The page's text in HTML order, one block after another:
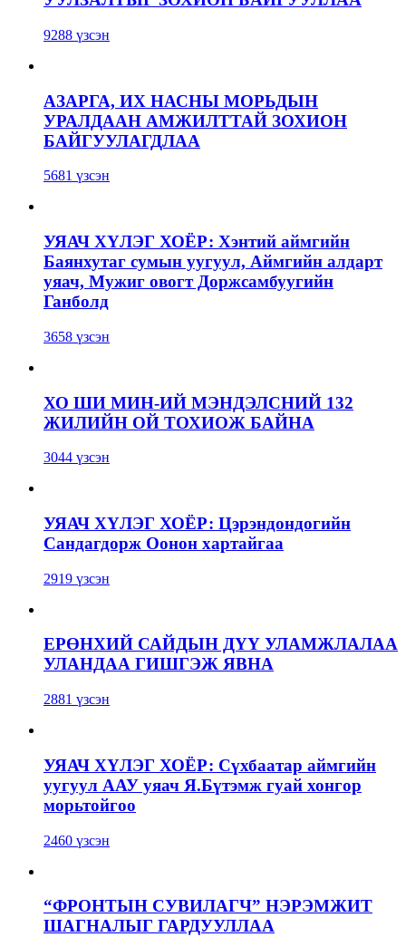
9288 үзсэн
АЗАРГА, ИХ НАСНЫ МОРЬДЫН
УРАЛДААН АМЖИЛТТАЙ ЗОХИОН
БАЙГУУЛАГДЛАА
5681 үзсэн
УЯАЧ ХҮЛЭГ ХОЁР: Хэнтий аймгийн
Баянхутаг сумын уугуул, Аймгийн алдарт
уяач, Мужиг овогт Доржсамбуугийн
Ганболд
3658 үзсэн
ХО ШИ МИН-ИЙ МЭНДЭЛСНИЙ 132
ЖИЛИЙН ОЙ ТОХИОЖ БАЙНА
3044 үзсэн
УЯАЧ ХҮЛЭГ ХОЁР: Цэрэндондогийн
Сандагдорж Оонон хартайгаа
2919 үзсэн
ЕРӨНХИЙ САЙДЫН ДҮҮ УЛАМЖЛАЛАА
УЛАНДАА ГИШГЭЖ ЯВНА
2881 үзсэн
УЯАЧ ХҮЛЭГ ХОЁР: Сүхбаатар аймгийн
уугуул ААУ уяач Я.Бүтэмж гуай хонгор
морьтойгоо
2460 үзсэн
“ФРОНТЫН СУВИЛАГЧ” НЭРЭМЖИТ
ШАГНАЛЫГ ГАРДУУЛЛАА